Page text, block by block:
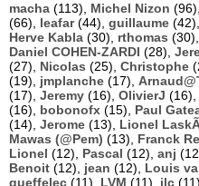
macha (113), Michel Nizon (96),
(66), leafar(44), guillaume (42),
Herve Kabla (30), rthomas (30),
Daniel COHEN-ZARDI (28),
(27), Nicolas (25), Christophe
(19), jmplanche (17),
(17), Jeremy (16), OlivierJ (16),
(16), bobonofx (15), Paul
(14), Jerome (13), Lionel
Mawas (@Pem) (13), Franck
Lionel (12), Pascal (12), anj
Benoit (12), jean (12), Louis
queffelec (11), LVM (11), jlc